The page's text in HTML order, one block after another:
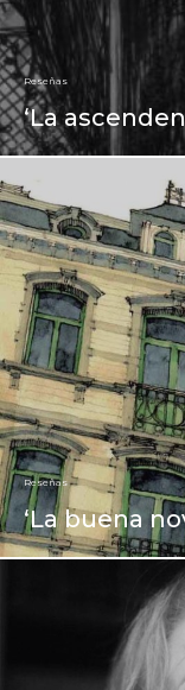
Reseñas
‘La
Reseñas
‘La buena